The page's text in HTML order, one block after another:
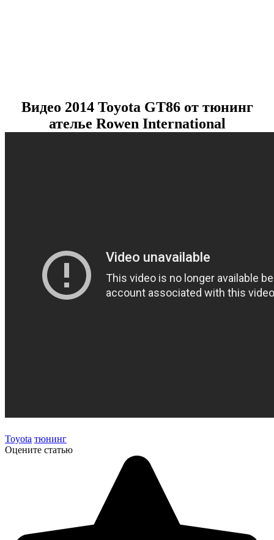
Видео 2014 Toyota GT86 от тюнинг
ателье Rowen International
Toyota тюнинг
Оцените статью